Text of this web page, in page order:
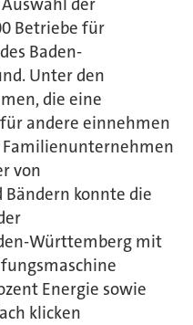
Betriebe für
Baden-
Unter den
die eine
andere einnehmen
Familienunternehmen
von
konnte die
Württemberg mit
Energie sowie
klicken